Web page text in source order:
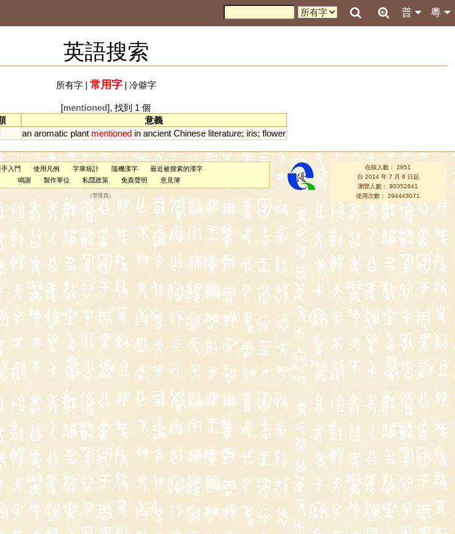
粵
普
英語搜索
所有字| 常用字| 冷僻字
[mentioned], 找到 1 個
意義
an aromatic plant mentioned in ancient Chinese literature; iris; flower
手入門 使用凡例 字庫統計 隨機漢字
最近被搜索的漢字
鳴謝
製作單位 私隱政策 免責聲明 意見簿
（管理員 ）
在線人數： 2951
自 2014 年 7 月 8 日起
瀏覽人數： 80352641
使用次數： 294443071